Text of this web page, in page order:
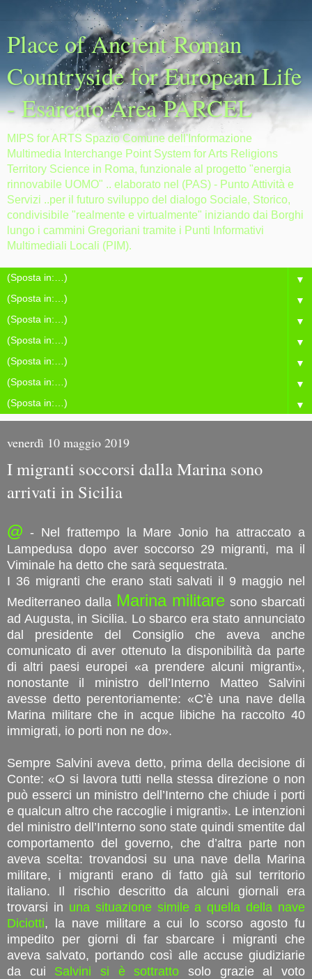
Place of Ancient Roman
Countryside for European Life
- Esarcato Area PARCEL
MIPS for ARTS Spazio Comune dell'Informazione
Multimedia Interchange Point System for Arts Religions
Territory Science in Roma, funzionale al progetto "energia
rinnovabile UOMO" .. elaborato nel (PAS) - Punto Attività e
Servizi ..per il futuro sviluppo del dialogo Sociale, Storico,
condivisibile "realmente e virtualmente" iniziando dai Borghi
lungo i cammini Gregoriani tramite i Punti Informativi
Multimediali Locali (PIM).
▼
▼
▼
▼
▼
▼
▼
venerdì 10 maggio 2019
I migranti soccorsi dalla Marina sono
arrivati in Sicilia
@ - Nel frattempo la Mare Jonio ha attraccato a
Lampedusa dopo aver soccorso 29 migranti, ma il
Viminale ha detto che sarà sequestrata.
I 36 migranti che erano stati salvati il 9 maggio nel
Mediterraneo dalla Marina militare sono sbarcati
ad Augusta, in Sicilia. Lo sbarco era stato annunciato
dal presidente del Consiglio che aveva anche
comunicato di aver ottenuto la disponibilità da parte
di altri paesi europei «a prendere alcuni migranti»,
nonostante il ministro dell’Interno Matteo Salvini
avesse detto perentoriamente: «C’è una nave della
Marina militare che in acque libiche ha raccolto 40
immigrati, io porti non ne do».
Sempre Salvini aveva detto, prima della decisione di
Conte: «O si lavora tutti nella stessa direzione o non
può esserci un ministro dell’Interno che chiude i porti
e qualcun altro che raccoglie i migranti». Le intenzioni
del ministro dell’Interno sono state quindi smentite dal
comportamento del governo, che d’altra parte non
aveva scelta: trovandosi su una nave della Marina
militare, i migranti erano di fatto già sul territorio
italiano. Il rischio descritto da alcuni giornali era
trovarsi in una situazione simile a quella della nave
Diciotti, la nave militare a cui lo scorso agosto fu
impedito per giorni di far sbarcare i migranti che
aveva salvato, portando così alle accuse giudiziarie
da cui Salvini si è sottratto solo grazie al voto